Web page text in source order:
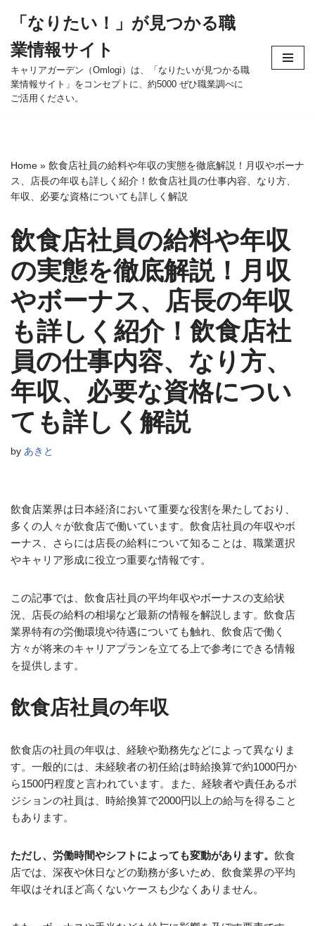
ン
テ
ン
ツ
ッ
プ
「なりたい！」が見つかる職
業情報サイト
キャリアガーデン（Omlogi）は、「なりたいが見つかる職
業情報サイト」をコンセプトに、約5000 ぜひ職業調べに
ご活用ください。
Home » 飲食店社員の給料や年収の実態を徹底解説！月収やボーナ
ス、店長の年収も詳しく紹介！飲食店社員の仕事内容、なり方、
年収、必要な資格についても詳しく解説
飲食店社員の給料や年収
の実態を徹底解説！月収
やボーナス、店長の年収
も詳しく紹介！飲食店社
員の仕事内容、なり方、
年収、必要な資格につい
ても詳しく解説
by あきと
飲食店業界は日本経済において重要な役割を果たしており、
多くの人々が飲食店で働いています。飲食店社員の年収やボ
ーナス、さらには店長の給料について知ることは、職業選択
やキャリア形成に役立つ重要な情報です。
この記事では、飲食店社員の平均年収やボーナスの支給状
況、店長の給料の相場など最新の情報を解説します。飲食店
業界特有の労働環境や待遇についても触れ、飲食店で働く
方々が将来のキャリアプランを立てる上で参考にできる情報
を提供します。
飲食店社員の年収
飲食店の社員の年収は、経験や勤務先などによって異なりま
す。一般的には、未経験者の初任給は時給換算で約1000円か
ら1500円程度と言われています。また、経験者や責任あるポ
ジションの社員は、時給換算で2000円以上の給与を得ること
もあります。
ただし、労働時間やシフトによっても変動があります。 飲食
店では、深夜や休日などの勤務が多いため、飲食業界の平均
年収はそれほど高くないケースも少なくありません。